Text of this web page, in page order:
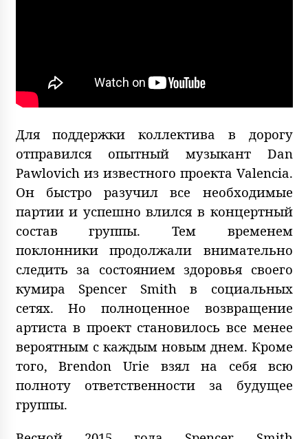
Для поддержки коллектива в дорогу
отправился опытный музыкант Dan
Pawlovich из известного проекта Valencia.
Он быстро разучил все необходимые
партии и успешно влился в концертный
состав группы. Тем временем
поклонники продолжали внимательно
следить за состоянием здоровья своего
кумира Spencer Smith в социальных
сетях. Но полноценное возвращение
артиста в проект становилось все менее
вероятным с каждым новым днем. Кроме
того, Brendon Urie взял на себя всю
полноту ответственности за будущее
группы.